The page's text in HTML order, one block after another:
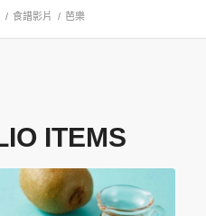
/ 食譜影片 / 芭樂
ITEMS